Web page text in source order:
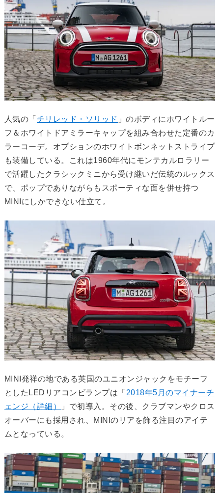
人気の「 チリレッド・ソリッド 」のボディにホワイトルー
フ＆ホワイトドアミラーキャップを組み合わせた定番のカ
ラーコーデ。オプションのホワイトボンネットストライプ
も装備している。これは1960年代にモンテカルロラリー
で活躍したクラシックミニから受け継いだ伝統のルックス
で、ポップでありながらもスポーティな面を併せ持つ
MINIにしかできない仕立て。
MINI発祥の地である英国のユニオンジャックをモチーフ
としたLEDリアコンビランプは「 2018年5月のマイナーチ
ェンジ（詳細）
」で初導入。その後、クラブマンやクロス
オーバーにも採用され、MINIのリアを飾る注目のアイテ
ムとなっている。